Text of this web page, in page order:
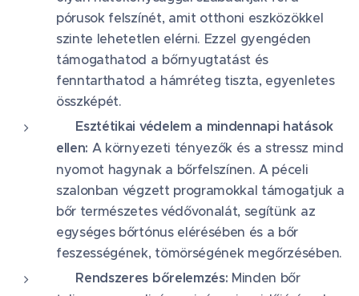
pórusok felszínét, amit otthoni eszközökkel
szinte lehetetlen elérni. Ezzel gyengéden
támogathatod a bőrnyugtatást és
fenntarthatod a hámréteg tiszta, egyenletes
összképét.
🛡️ Esztétikai védelem a mindennapi hatások
ellen: A környezeti tényezők és a stressz mind
nyomot hagynak a bőrfelszínen. A péceli
szalonban végzett programokkal támogatjuk a
bőr természetes védővonalát, segítünk az
egységes bőrtónus elérésében és a bőr
feszességének, tömörségének megőrzésében.
🔬 Rendszeres bőrelemzés: Minden bőr